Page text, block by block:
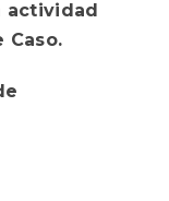
actividad
Caso.